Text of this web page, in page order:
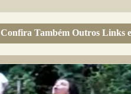
Confira Também Outros Links